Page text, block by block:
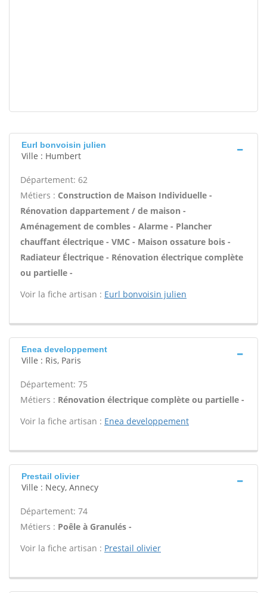
Eurl bonvoisin julien
Ville : Humbert
Département: 62
Métiers : Construction de Maison Individuelle -
Rénovation dappartement / de maison -
Aménagement de combles - Alarme - Plancher
chauffant électrique - VMC - Maison ossature bois -
Radiateur Électrique - Rénovation électrique complète
ou partielle -
Voir la fiche artisan : Eurl bonvoisin julien
Enea developpement
Ville : Ris, Paris
Département: 75
Métiers : Rénovation électrique complète ou partielle -
Voir la fiche artisan : Enea developpement
Prestail olivier
Ville : Necy, Annecy
Département: 74
Métiers : Poêle à Granulés -
Voir la fiche artisan : Prestail olivier